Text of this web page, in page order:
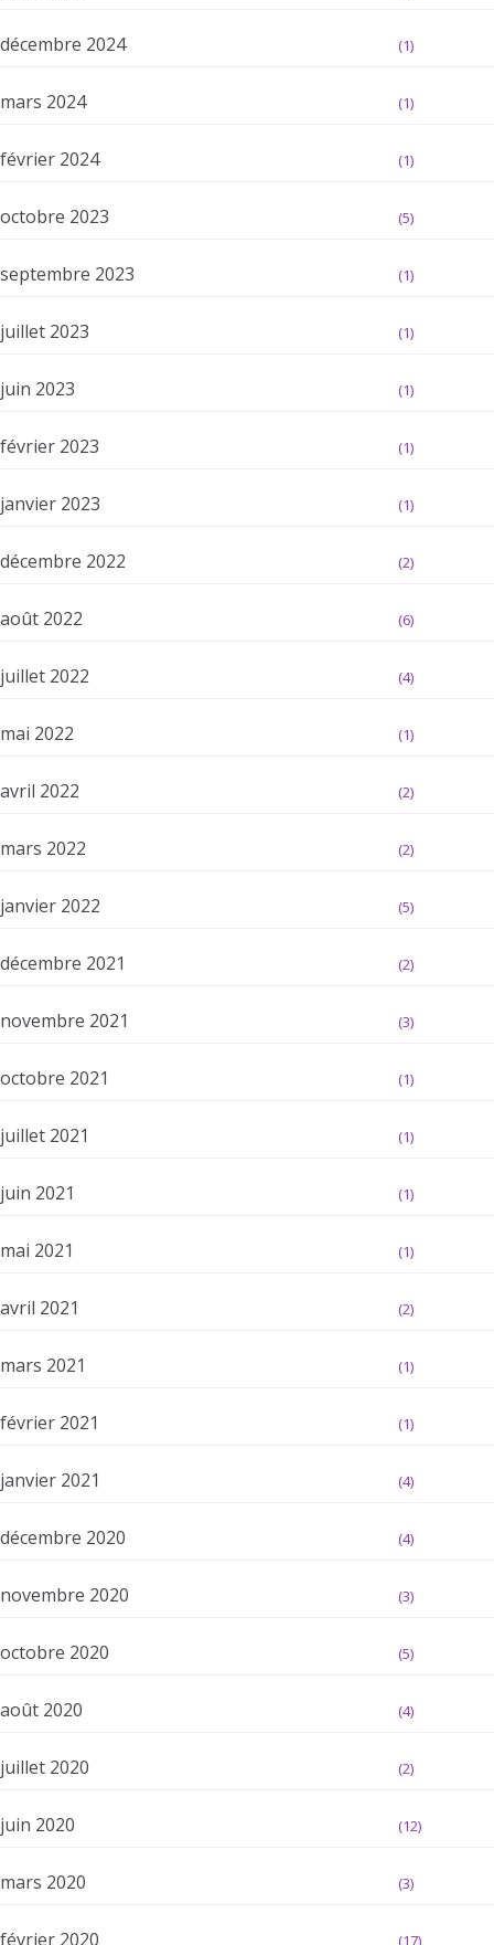
décembre 2024 (1)
mars 2024 (1)
février 2024 (1)
octobre 2023 (5)
septembre 2023 (1)
juillet 2023 (1)
juin 2023 (1)
février 2023 (1)
janvier 2023 (1)
décembre 2022 (2)
août 2022 (6)
juillet 2022 (4)
mai 2022 (1)
avril 2022 (2)
mars 2022 (2)
janvier 2022 (5)
décembre 2021 (2)
novembre 2021 (3)
octobre 2021 (1)
juillet 2021 (1)
juin 2021 (1)
mai 2021 (1)
avril 2021 (2)
mars 2021 (1)
février 2021 (1)
janvier 2021 (4)
décembre 2020 (4)
novembre 2020 (3)
octobre 2020 (5)
août 2020 (4)
juillet 2020 (2)
juin 2020 (12)
mars 2020 (3)
février 2020 (17)